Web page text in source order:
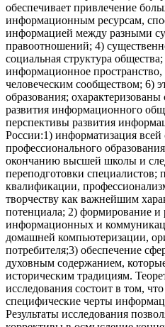
обеспечивает привлечение
информационным ресурсам,
информацией между разными
правоотношений; 4)
социальная структура общества;
информационное пространство,
человеческим сообществом; 6)
образования;
развития информационного
перспективы развития
России:1) информатизация
профессионального
окончанию высшей школы и
переподготовки
квалификации,
творчеству как важнейшим
потенциала; 2) формирование и
информационных и
домашней компьютеризации,
потребителя;3) обеспечение
духовным содержанием,
историческим традициям.
исследования состоит в том,
специфические черты
Результаты исследования